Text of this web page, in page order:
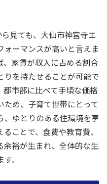
見ても、大仙市神宮寺エ
ォーマンスが高いと言えま
家賃が収入に占める割合
りを持たせることが可能で
市部に比べて手頃な価格
め、子育て世帯にとって
、ゆとりのある住環境を享
ことで、食費や教育費、
裕が生まれ、全体的な生
。